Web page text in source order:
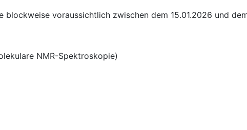
voraussichtlich zwischen dem 15.01.2026 und
NMR-Spektroskopie)